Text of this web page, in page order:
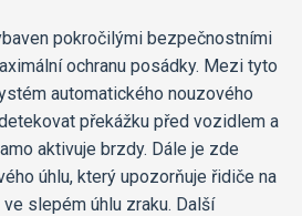
pokročilými bezpečnostními
ochranu posádky. Mezi tyto
automatického nouzového
překážku před vozidlem a
aktivuje brzdy. Dále je zde
úhlu, který upozorňuje řidiče na
slepém úhlu zraku. Další